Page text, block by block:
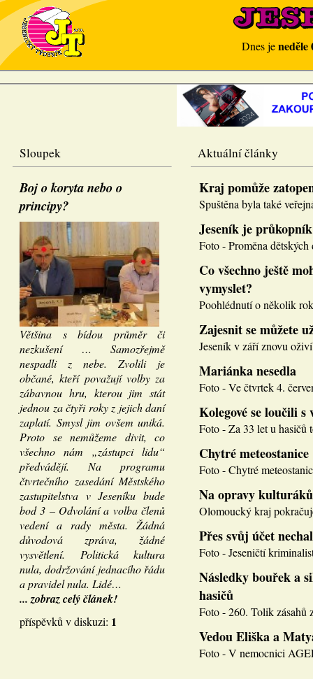
Dnes jeneděle
Sloupek
Boj o koryta nebo o
principy?
Většina s bídou průměr či
nezkušení … Samozřejmě
nespadli z nebe. Zvolili je
občané, kteří považují volby za
zábavnou hru, kterou jim stát
jednou za čtyři roky z jejich daní
zaplatí. Smysl jim ovšem uniká.
Proto se nemůžeme divit, co
všechno nám „zástupci lidu“
předvádějí. Na programu
čtvrtečního zasedání Městského
zastupitelstva v Jeseníku bude
bod 3 – Odvolání a volba členů
vedení a rady města. Žádná
důvodová zpráva, žádné
vysvětlení. Politická kultura
nula, dodržování jednacího řádu
a pravidel nula. Lidé…
... zobraz celý článek!
příspěvků v diskuzi: 1
Aktuální články
Kraj pomůže
Spuštěna byla také
Jeseník je průkopník
Foto - Proměna
Co všechno ještě
vymyslet?
Poohlédnutí o několik
Zajesnit se můžete
Jeseník v září znovu
Mariánka nesedla
Foto - Ve čtvrtek 4.
Kolegové se loučili s
Foto - Za 33 let u hasičů
Chytré meteostanice
Foto - Chytré
Na opravy
Olomoucký kraj
Přes svůj účet
Foto - Jeseničtí
Následky bouřek a
hasičů
Foto - 260. Tolik zásahů
Vedou Eliška a
Foto - V nemocnici